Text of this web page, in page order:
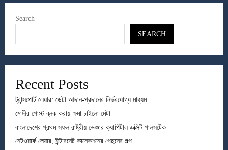
Search
SEARCH
Recent Posts
ট্রান্সপোর্ট লেয়ার: ডেটা আদান-প্রদানের নির্ভরযোগ্য মাধ্যম
মোদীর পোস্ট ব্লক করায় ক্ষমা চাইলো মেটা
বাংলাদেশের প্রথম সফল রাষ্ট্রীয় ভেঞ্চার ক্যাপিটাল এক্সিট পালসটেক
নেটওয়ার্ক লেয়ার, ইন্টারনেট কানেকশনের পেছনের গল্প